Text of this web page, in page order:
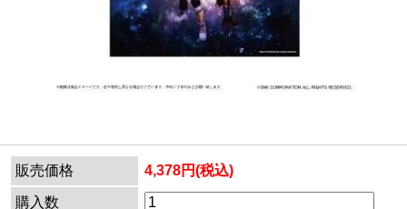
販売価格 4,378円(税込)
購入数